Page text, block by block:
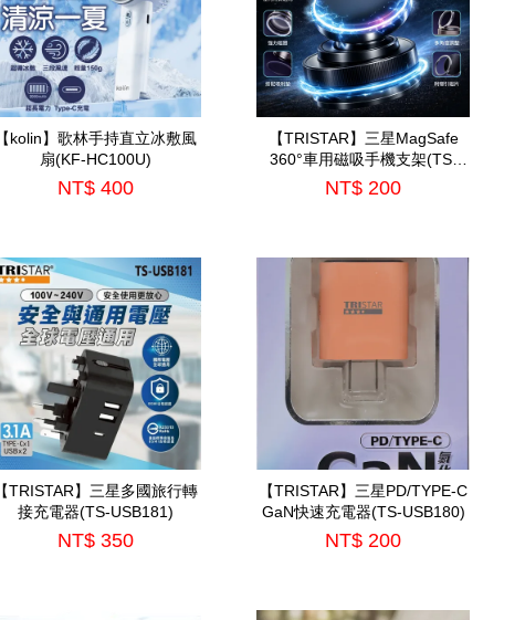
【kolin】歌林手持直立冰敷風
扇(KF-HC100U)
NT$ 400
【TRISTAR】三星MagSafe
360°車用磁吸手機支架(TS-
PA31)
NT$ 200
【TRISTAR】三星多國旅行轉
接充電器(TS-USB181)
NT$ 350
【TRISTAR】三星PD/TYPE-C
GaN快速充電器(TS-USB180)
NT$ 200